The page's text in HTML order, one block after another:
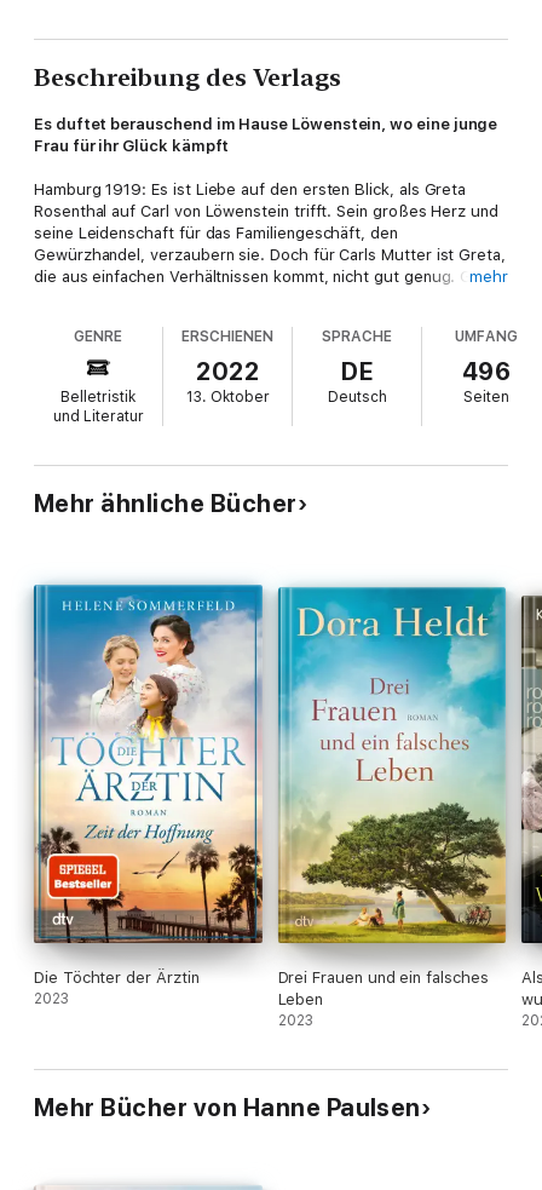
Beschreibung des Verlags
Es duftet berauschend im Hause Löwenstein, wo eine junge
Frau für ihr Glück kämpft
Hamburg 1919: Es ist Liebe auf den ersten Blick, als Greta
Rosenthal auf Carl von Löwenstein trifft. Sein großes Herz und
seine Leidenschaft für das Familiengeschäft, den
Gewürzhandel, verzaubern sie. Doch für Carls Mutter ist Greta,
die aus einfachen Verhältnissen kommt, nicht gut genug. Greta
Umgeben vom Duft von Vanille, Zimt und Muskatnuss, schuftet
Greta Tag und Nacht im Kontor der von Löwensteins. Allen
Klassengrenzen zum Trotz hält Carl zu ihr. Doch die beiden
unterschätzen, wie weit Carls Mutter für das vermeintliche
Wohl ihres Sohnes bereit ist zu gehen ...
mehr
GENRE
Belletristik
und Literatur
ERSCHIENEN
2022
13. Oktober
SPRACHE
DE
Deutsch
UMFANG
496
Seiten
Mehr ähnliche Bücher
Die Töchter der Ärztin
2023
Drei Frauen und ein falsches
Leben
2023
Mehr Bücher von Hanne Paulsen